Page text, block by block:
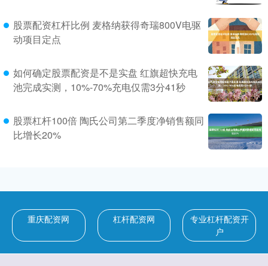
股票配资杠杆比例 麦格纳获得奇瑞800V电驱
动项目定点
如何确定股票配资是不是实盘 红旗超快充电
池完成实测，10%-70%充电仅需3分41秒
股票杠杆100倍 陶氏公司第二季度净销售额同
比增长20%
重庆配资网 杠杆配资网
专业杠杆配资开
户